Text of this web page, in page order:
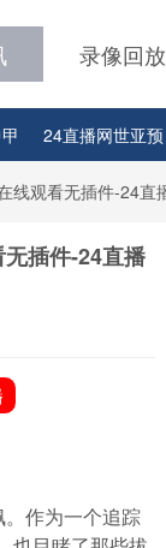
录像回放
24直播网世亚预
24直播网中超
线观看无插件-24直
插件-24直播
作为一个追踪